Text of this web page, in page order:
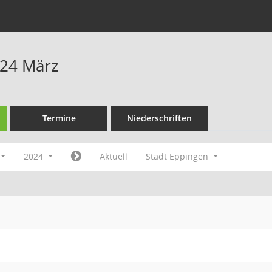
März
Termine Niederschriften
2024 Aktuell Stadt Eppingen